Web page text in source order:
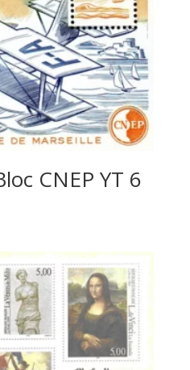
CNEP YT 6